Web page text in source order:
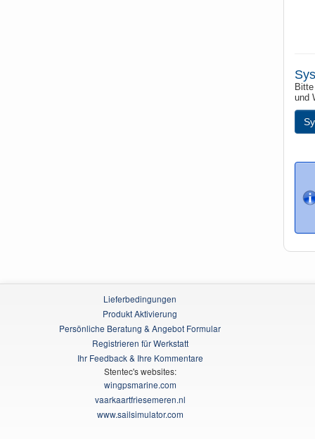
und
Lieferbedingungen
Produkt Aktivierung
Persönliche Beratung & Angebot Formular
Registrieren für Werkstatt
Ihr Feedback & Ihre Kommentare
Stentec's websites:
wingpsmarine.com
vaarkaartfriesemeren.nl
www.sailsimulator.com